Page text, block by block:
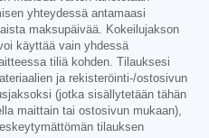
yhteydessä antamaasi
maksupäivää. Kokeilujakson
käyttää vain yhdessä
tiliä kohden. Tilauksesi
ja rekisteröinti-/ostosivun
(jotka sisällytetään tähän
maittain tai ostosivun mukaan),
tilauksen